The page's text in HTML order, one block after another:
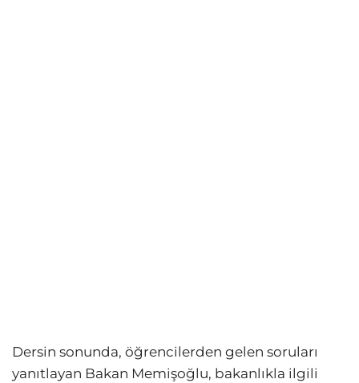
Dersin sonunda, öğrencilerden gelen soruları
yanıtlayan Bakan Memişoğlu, bakanlıkla ilgili